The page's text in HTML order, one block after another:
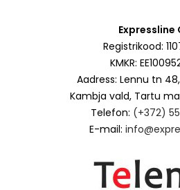
Expressline
Registrikood:
KMKR:
Aadress: Lennu tn
Kambja vald, Tartu
Telefon: (+372)
E-mail: